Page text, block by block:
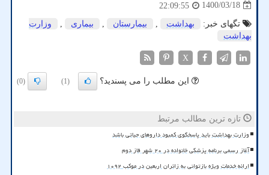
1400/03/18
22:09:55
تگهای خبر:
بهداشت , بیمارستان , بیماری ,
وزارت
بهداشت
X
این مطلب را می پسندید؟ (1)
(0)
تازه ترین مطالب مرتبط
وزارت بهداشت باید پاسخگوی کمبود داروهای حیاتی باشد
آغاز رسمی برنامه پزشکی خانواده در ۲۰ شهر فاز دوم
ارائه خدمات ویژه بازتوانی به زائران اربعین در موکب ۱۰۹۲